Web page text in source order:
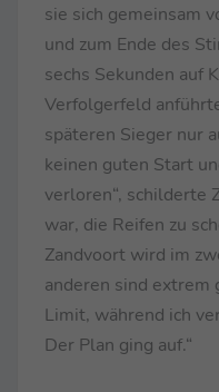
sie sich gemeinsam
und zum Ende des
sechs Sekunden auf
Verfolgerfeld
späteren Sieger nur
keinen guten Start
verloren“, schilderte
war, die Reifen zu
Zandvoort wird im
anderen sind extrem
Limit, während ich
Der Plan ging auf.“